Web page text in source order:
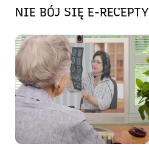
NIE BÓJ SIĘ E-RECEPTY